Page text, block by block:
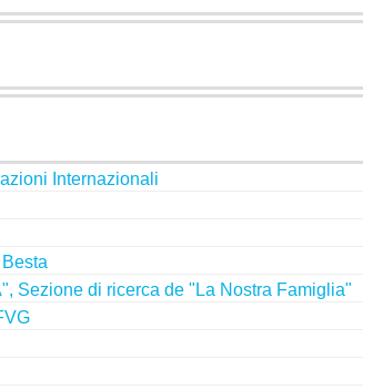
Internazionali
Sezione di ricerca de "La Nostra Famiglia"